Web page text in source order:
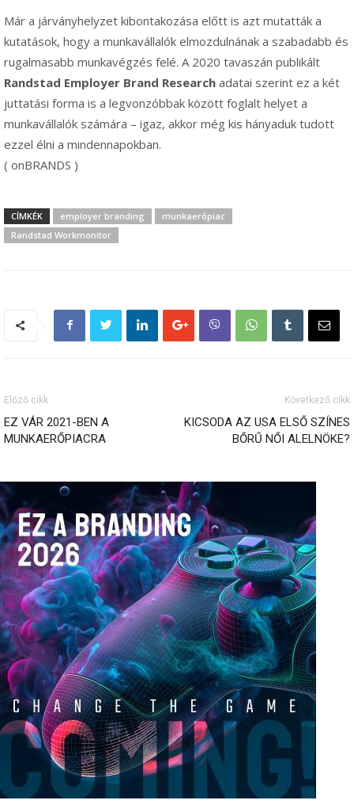
Már a járványhelyzet kibontakozása előtt is azt mutatták a
kutatások, hogy a munkavállalók elmozdulnának a szabadabb és
rugalmasabb munkavégzés felé. A 2020 tavaszán publikált
Randstad Employer Brand Research adatai szerint ez a két
juttatási forma is a legvonzóbbak között foglalt helyet a
munkavállalók számára – igaz, akkor még kis hányaduk tudott
ezzel élni a mindennapokban.
( onBRANDS )
CÍMKÉK employer branding
munkaerőpiac
Randstad Workmonitor
Előző cikk
EZ VÁR 2021-BEN A
MUNKAERŐPIACRA
Következő cikk
KICSODA AZ USA ELSŐ SZÍNES
BŐRŰ NŐI ALELNÖKE?